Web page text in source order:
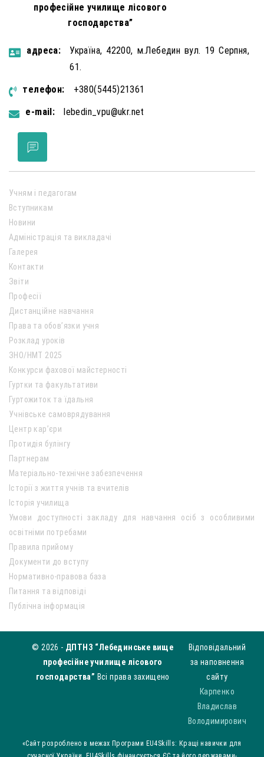
професійне училище лісового
господарства”
aдресa:
Україна, 42200, м.Лебедин вул. 19 Серпня,
61.
телефон:
+380(5445)21361
e-mail:
lebedin_vpu@ukr.net
Учням і педагогам
Вступникам
Новини
Адміністрація та викладачі
Галерея
Контакти
Звіти
Професії
Дистанційне навчання
Права та обов’язки учня
Розклад уроків
ЗНО/НМТ 2025
Конкурси фахової майстерності
Гуртки та факультативи
Гуртожиток та їдальня
Учнівське самоврядування
Центр кар’єри
Протидія булінгу
Партнерам
Матеріально-технічне забезпечення
Історії з життя учнів та вчителів
Історія училища
Умови доступності закладу для навчання осіб з особливими
освітніми потребами
Правила прийому
Документи до вступу
Нормативно-правова база
Питання та відповіді
Публічна інформація
© 2026 - ДПТНЗ “Лебединське вище
професійне училище лісового
господарства” Всі права захищено
Відповідальний
за наповнення
сайту
Карпенко
Владислав
Володимирович
«Сайт розроблено в межах Програми EU4Skills: Кращі навички для